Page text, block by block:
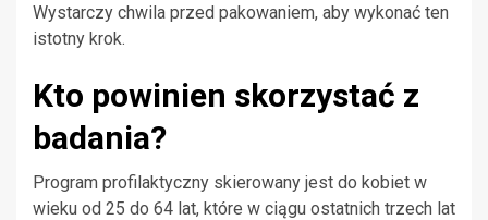
Wystarczy chwila przed pakowaniem, aby wykonać ten
istotny krok.
Kto powinien skorzystać z
badania?
Program profilaktyczny skierowany jest do kobiet w
wieku od 25 do 64 lat, które w ciągu ostatnich trzech lat